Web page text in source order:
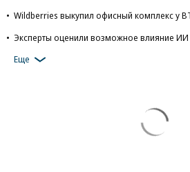
Wildberries выкупил офисный комплекс у
Эксперты оценили возможное влияние ИИ
Еще